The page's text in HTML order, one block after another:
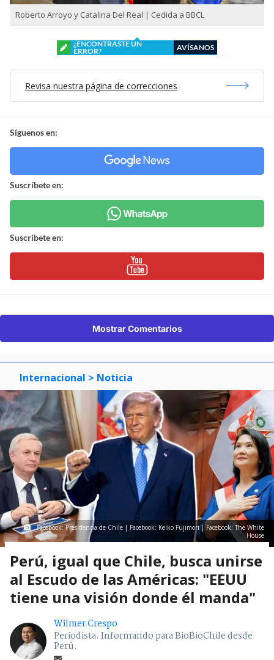
Roberto Arroyo y Catalina Del Real | Cedida a BBCL
¿ENCONTRASTE UN
ERROR?
AVÍSANOS
Revisa nuestra página de correcciones
Síguenos en:
Suscríbete en:
Suscríbete en:
Mostrar Comentarios
Internacional > Noticia
Facebook: Presidencia de Chile | Facebook: Keiko Fujimori | Facebook: The White
House
Perú, igual que Chile, busca unirse
al Escudo de las Américas: "EEUU
tiene una visión donde él manda"
Wilmer Crespo
Periodista. Informando para BioBioChile desde
Perú.